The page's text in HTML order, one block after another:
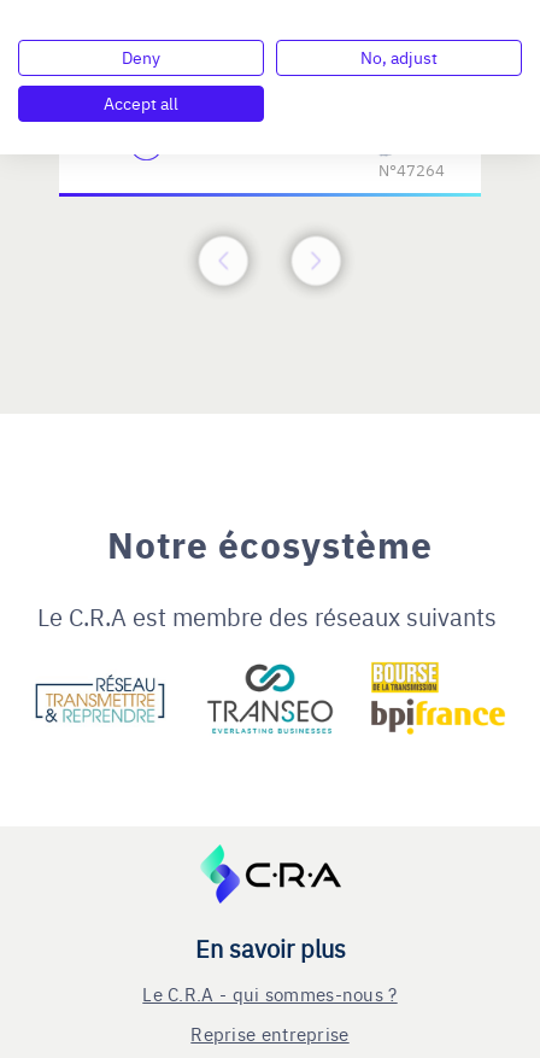
Investissement max:
>2 M€ et <= 5 M€
N°47264
Notre écosystème
Le C.R.A est membre des réseaux suivants
En savoir plus
Le C.R.A - qui sommes-nous ?
Reprise entreprise
Deny
No, adjust
Accept all